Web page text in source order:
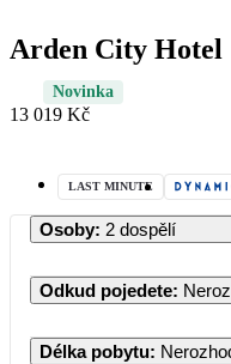
Arden City Hotel
Novinka
13 019 Kč
LAST MINUTE
Osoby: 2 dospělí
Odkud pojedete:
Délka pobytu: